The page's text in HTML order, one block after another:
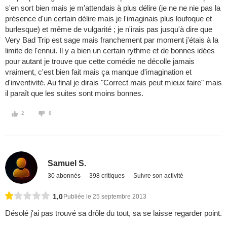
s'en sort bien mais je m'attendais à plus délire (je ne ne nie pas la
présence d'un certain délire mais je l'imaginais plus loufoque et
burlesque) et même de vulgarité ; je n'irais pas jusqu'à dire que
Very Bad Trip est sage mais franchement par moment j'étais à la
limite de l'ennui. Il y a bien un certain rythme et de bonnes idées
pour autant je trouve que cette comédie ne décolle jamais
vraiment, c'est bien fait mais ça manque d'imagination et
d'inventivité. Au final je dirais "Correct mais peut mieux faire" mais
il paraît que les suites sont moins bonnes.
2 8
Samuel S.
30 abonnés 398 critiques Suivre son activité
1,0 Publiée le 25 septembre 2013
Désolé j'ai pas trouvé sa drôle du tout, sa se laisse regarder point.